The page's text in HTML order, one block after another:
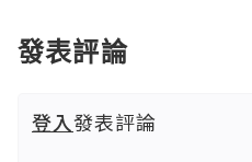
發表評論
登入發表評論